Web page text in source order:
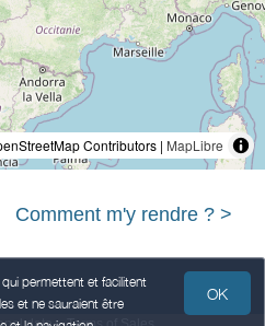
permettent et facilitent
et ne sauraient être
OK
Contributors | MapLibre
Comment m'y rendre ? >